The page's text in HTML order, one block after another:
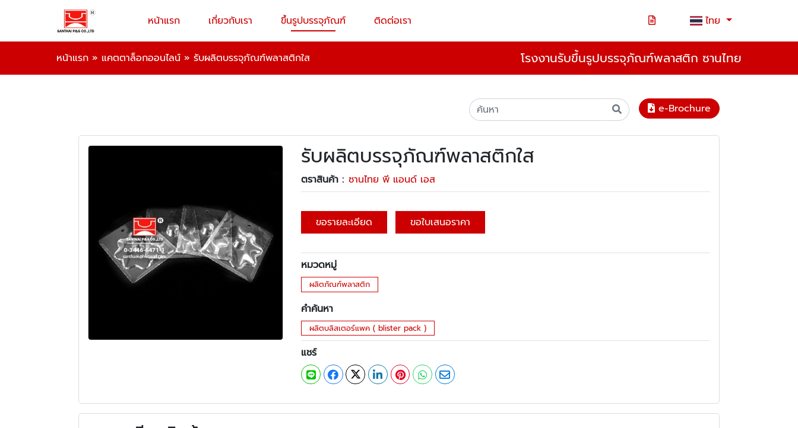
หน้าแรก เกี่ยวกับเรา ขึ้นรูปบรรจุภัณฑ์ ติดต่อเรา ไทย
หน้าแรก » แคตตาล็อกออนไลน์ » รับผลิตบรรจุภัณฑ์พลาสติกใส โรงงานรับขึ้นรูปบรรจุภัณฑ์พลาสติก ซานไทย
e-Brochure
รับผลิตบรรจุภัณฑ์พลาสติกใส
ตราสินค้า : ซานไทย พี แอนด์ เอส
ขอรายละเอียด ขอใบเสนอราคา
หมวดหมู่
ผลิตภัณฑ์พลาสติก
คำค้นหา
ผลิตบลิสเตอร์แพค ( blister pack )
แชร์